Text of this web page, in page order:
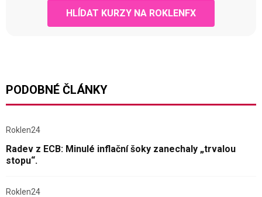
HLÍDAT KURZY NA ROKLENFX
PODOBNÉ ČLÁNKY
Roklen24
Radev z ECB: Minulé inflační šoky zanechaly „trvalou
stopu“.
Roklen24